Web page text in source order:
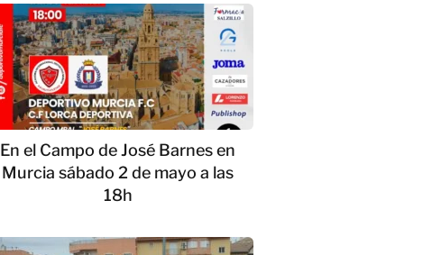
En el Campo de José Barnes en
Murcia sábado 2 de mayo a las
18h